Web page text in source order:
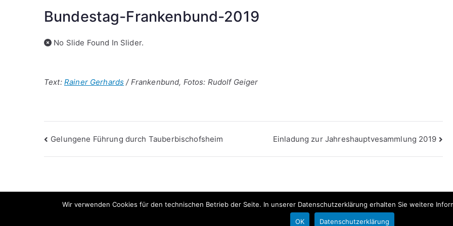
Bundestag-Frankenbund-2019
No Slide Found In Slider.
Text: Rainer Gerhards / Frankenbund, Fotos: Rudolf Geiger
Beitragsnavigation
Gelungene Führung durch Tauberbischofsheim Einladung zur Jahreshauptvesammlung 2019
Wir verwenden Cookies für den technischen Betrieb der Seite. In unserer Datenschutzerklärung erhalten Sie weitere
OK Datenschutzerklärung